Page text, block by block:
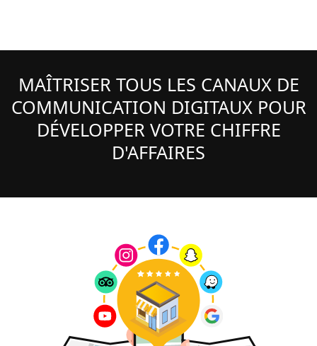
MAÎTRISER TOUS LES CANAUX DE
COMMUNICATION DIGITAUX POUR
DÉVELOPPER VOTRE CHIFFRE
D'AFFAIRES